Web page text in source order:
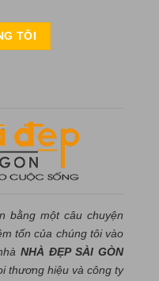
bằng một câu chuyện
tốn của chúng tôi vào
NHÀ ĐẸP SÀI GÒN
thương hiệu và công ty